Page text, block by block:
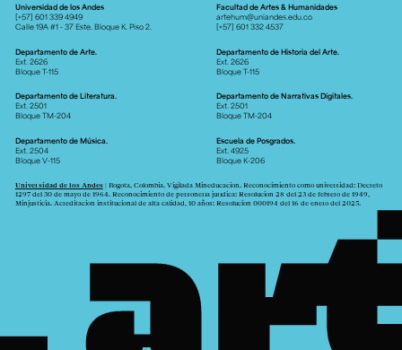
Universidad de los Andes
[+57] 601 339 4949
Calle 19A #1 - 37 Este. Bloque K. Piso 2.
Facultad de Artes & Humanidades
artehum@uniandes.edu.co
[+57] 601 332 4537
Departamento de Arte.
Ext. 2626
Bloque T-115
Departamento de Historia del Arte.
Ext. 2626
Bloque T-115
Departamento de Literatura.
Ext. 2501
Bloque TM-204
Departamento de Narrativas Digitales.
Ext. 2501
Bloque TM-204
Departamento de Música.
Ext. 2504
Bloque V-115
Escuela de Posgrados.
Ext. 4925
Bloque K-206
Universidad de los Andes| Bogotá, Colombia. Vigilada Mineducación. Reconocimiento como universidad: Decreto
1297 del 30 de mayo de 1964. Reconocimiento de personería jurídica: Resolución 28 del 23 de febrero de 1949,
Minjusticia. Acreditación institucional de alta calidad, 10 años: Resolución 000194 del 16 de enero del 2025.